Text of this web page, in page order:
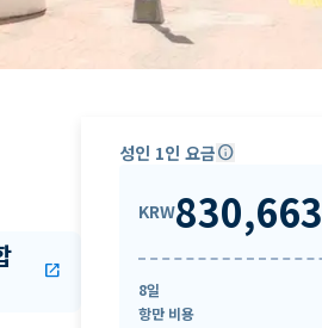
open_in_new
성인 1인 요금info
KRW830,663
8일
항만 비용